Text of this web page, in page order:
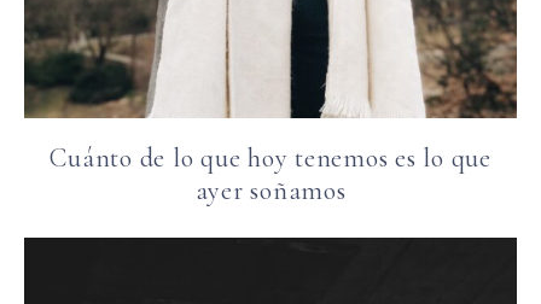
Cuánto de lo que hoy tenemos es lo que
ayer soñamos